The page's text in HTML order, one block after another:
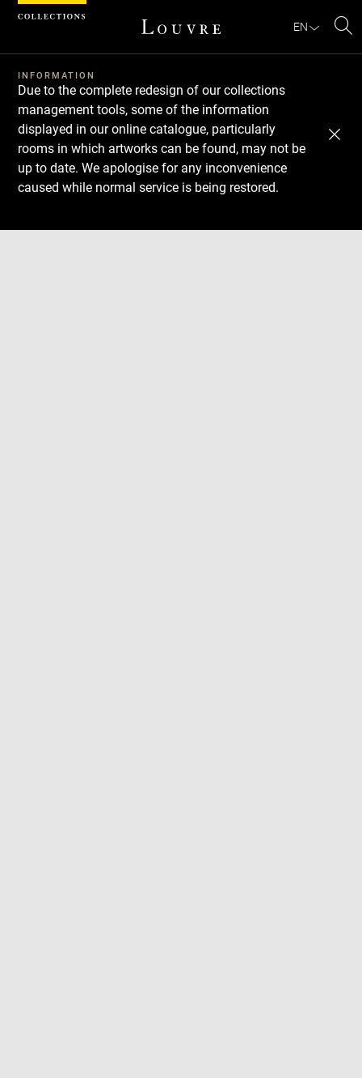
EN
INFORMATION
Due to the complete redesign of our collections
management tools, some of the information
displayed in our online catalogue, particularly
rooms in which artworks can be found, may not be
up to date. We apologise for any inconvenience
caused while normal service is being restored.
Download
Next
Previous
Cookies management panel